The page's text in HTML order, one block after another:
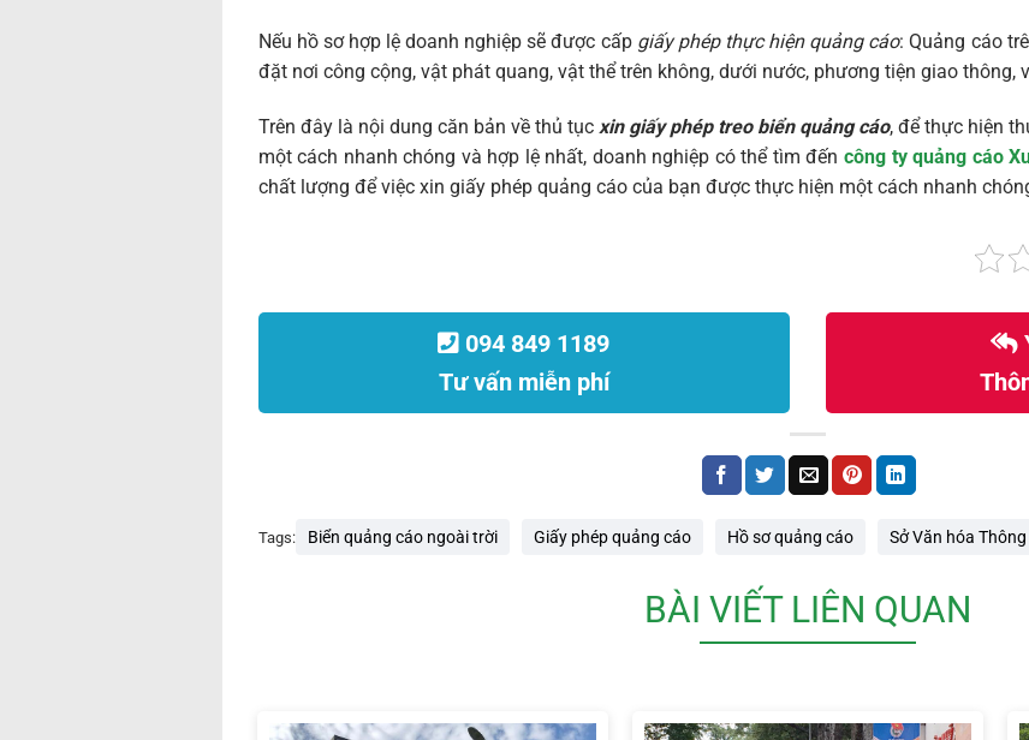
Nếu hồ sơ hợp lệ doanh nghiệp sẽ được cấp giấy phép thực hiện quảng cáo: Quảng cáo
đặt nơi công cộng, vật phát quang, vật thể trên không, dưới nước, phương tiện giao thông,
Trên đây là nội dung căn bản về thủ tục xin giấy phép treo biển quảng cáo, để thực hiện
một cách nhanh chóng và hợp lệ nhất, doanh nghiệp có thể tìm đếncông ty quảng cáo
chất lượng để việc xin giấy phép quảng cáo của bạn được thực hiện một cách nhanh
094 849 1189
Tư vấn miễn phí
Tags: Biển quảng cáo ngoài trời Giấy phép quảng cáo Hồ sơ quảng cáo Sở Văn hóa
BÀI VIẾT LIÊN QUAN